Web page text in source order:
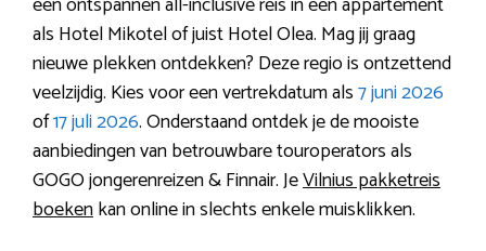
als Hotel Mikotel of juist Hotel Olea. Mag jij graag
nieuwe plekken ontdekken? Deze regio is ontzettend
veelzijdig. Kies voor een vertrekdatum als7 juni 2026
of17 juli 2026. Onderstaand ontdek je de mooiste
aanbiedingen van betrouwbare touroperators als
GOGO jongerenreizen & Finnair. JeVilnius pakketreis
boekenkan online in slechts enkele muisklikken.